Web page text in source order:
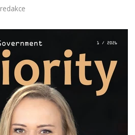
redakce